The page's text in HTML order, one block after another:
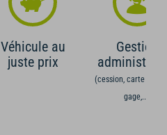
Véhicule au
juste prix
Gestion
(cession, carte grise,
gage,...)